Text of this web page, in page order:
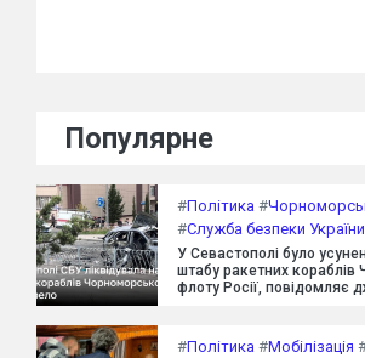
Популярне
#Політика #
#Служба безпеки України
У Севастополі було
штабу ракетних кораблів
флоту Росії, повідомляє
#Політика #Мобілізація